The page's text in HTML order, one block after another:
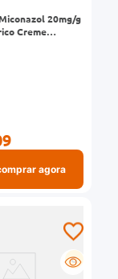
20mg/g
Creme
agora
G